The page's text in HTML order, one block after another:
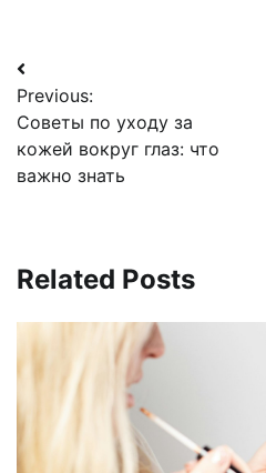
Навигация
по
записям
Previous:
Советы по уходу за
кожей вокруг глаз: что
важно знать
Related Posts